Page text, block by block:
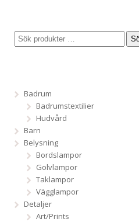
Badrum
Badrumstextilier
Hudvård
Barn
Belysning
Bordslampor
Golvlampor
Taklampor
Vägglampor
Detaljer
Art/Prints